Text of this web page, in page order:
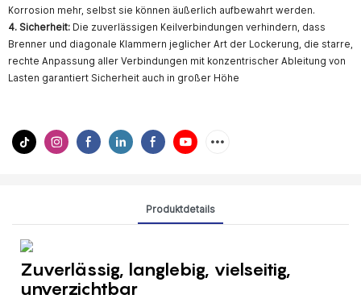
Korrosion mehr, selbst sie können äußerlich aufbewahrt werden.
4. Sicherheit: Die zuverlässigen Keilverbindungen verhindern, dass
Brenner und diagonale Klammern jeglicher Art der Lockerung, die starre,
rechte Anpassung aller Verbindungen mit konzentrischer Ableitung von
Lasten garantiert Sicherheit auch in großer Höhe
Produktdetails
Zuverlässig, langlebig, vielseitig,
unverzichtbar